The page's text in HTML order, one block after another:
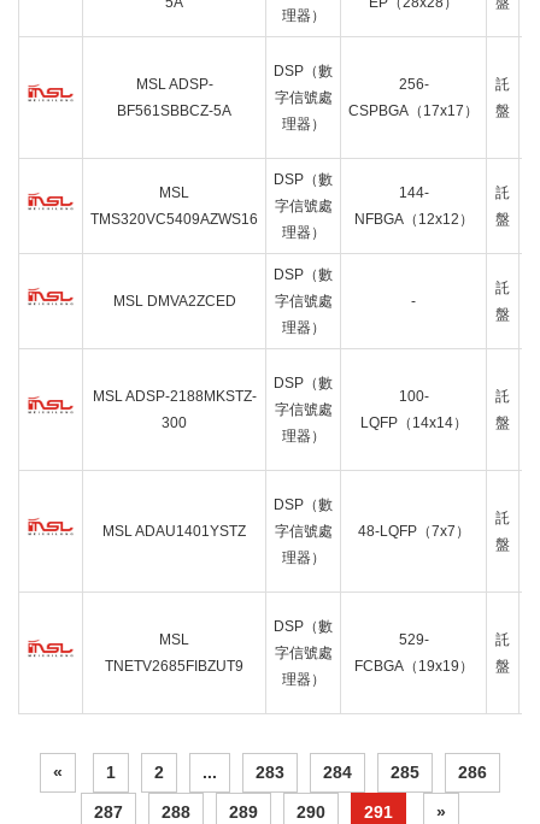
理器）
MSL ADSP-
BF561SBBCZ-5A
DSP（數
字信號處
理器）
256-
CSPBGA（17x17）
託
盤
MSL
TMS320VC5409AZWS16
DSP（數
字信號處
理器）
144-
NFBGA（12x12）
託
盤
MSL DMVA2ZCED
DSP（數
字信號處
理器）
-
託
盤
MSL ADSP-2188MKSTZ-
300
DSP（數
字信號處
理器）
100-
LQFP（14x14）
託
盤
MSL ADAU1401YSTZ
DSP（數
字信號處
理器）
48-LQFP（7x7）
託
盤
MSL
TNETV2685FIBZUT9
DSP（數
字信號處
理器）
529-
FCBGA（19x19）
託
盤
« 1 2 ... 283 284 285 286
287 288 289 290 291 »